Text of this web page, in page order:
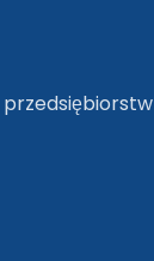
przedsiębiorstw